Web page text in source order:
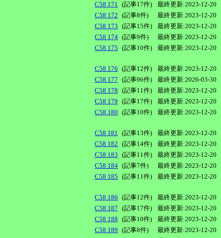
C58 171 (記事17件)
最終更新:2023-12-20
C58 172 (記事8件)
最終更新:2023-12-20
C58 173 (記事15件)
最終更新:2023-12-20
C58 174 (記事9件)
最終更新:2023-12-20
C58 175 (記事10件) 最終更新:2023-12-20
C58 176 (記事12件)
最終更新:2023-12-20
C58 177 (記事96件)
最終更新:2026-03-30
C58 178 (記事11件)
最終更新:2023-12-20
C58 179 (記事17件)
最終更新:2023-12-20
C58 180 (記事10件) 最終更新:2023-12-20
C58 181 (記事13件)
最終更新:2023-12-20
C58 182 (記事14件)
最終更新:2023-12-20
C58 183 (記事11件)
最終更新:2023-12-20
C58 184 (記事7件)
最終更新:2023-12-20
C58 185 (記事11件) 最終更新:2023-12-20
C58 186 (記事12件)
最終更新:2023-12-20
C58 187 (記事17件)
最終更新:2023-12-20
C58 188 (記事10件)
最終更新:2023-12-20
C58 189 (記事8件)
最終更新:2023-12-20